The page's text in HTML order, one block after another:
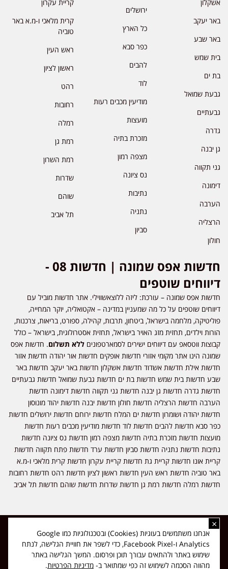
אשקלון
באר יעקב
באר שבע
בית שמש
בת ים
גבעת שמואל
גבעתיים
גדרה
גן יבנה
גני תקווה
דימונה
הערבה
הרצליה
חולון
ירושלים
כל הארץ
כפר סבא
להבים
לוד
מודיעין מכבים רעות
מועצות
מזכרת בתיה
מצפה רמון
נס ציונה
נתיבות
נתניה
סביון
קריית עקרון
קרית מלאכי ו-מ.א באר
טוביה
ראש העין
ראשון לציון
רהט
רחובות
רמלה
רמת גן
רמת השרון
שדרות
שוהם
תל אביב
חדשות אפס שמונה | חדשות 08 -
דיווחים שוטפים
חדשות אפס שמונה – עורכת: ליזה ללוצאשווילי. אתר חדשות מוביל עם
דיווחים שוטפים על כל מה שמעניין במדינה – אקטואליה, יוקר המחייה,
פוליטיקה, מלחמה בישראל, ביטחון, תרבות, קהילה, ספורט, בריאות, צרכנות,
הורות וילדים, תחזית מזג האויר בישראל, תחזית אסטרולוגית, בישראל – כולל
קבוצות ווטסאפ עם דיווחים ישירים לסמארטפונים ללא תשלום. חדשות אפס
שמונה הינו אתר מקומי אזורי חדשות אופקים חדשות אור יהודה חדשות אזור
חדשות אילת חדשות אשדוד חדשות אשקלון חדשות באר יעקב חדשות באר
שבע חדשות בית שמש חדשות בת ים חדשות גבעת שמואל חדשות גבעתיים
חדשות גדרה חדשות גן יבנה חדשות גני תקווה חדשות דימונה חדשות
הערבה חדשות הרצליה חדשות חולון חדשות יבנה חדשות יהוד מונוסון
חדשות יהודה ושומרון חדשות ים המלח חדשות ירוחם חדשות ירושלים חדשות
כפר סבא חדשות להבים חדשות לוד חדשות מודיעין מכבים רעות חדשות
מועצות חדשות מזכרת בתיה חדשות מצפה רמון חדשות נס ציונה חדשות
נתיבות חדשות נתניה חדשות סביון חדשות ערד חדשות פתח תקווה חדשות
קריית אונו חדשות קריית גת חדשות קריית עקרון חדשות קרית מלאכי ו-מ.א
באר טוביה חדשות ראש העין חדשות ראשון לציון חדשות רהט חדשות רחובות
חדשות רמלה חדשות רמת גן חדשות שדרות חדשות שוהם חדשות תל אביב
כל הזכויות שמורות ל-ליזה ללוצאשווילי - חדשות אפס שמונה - דיווחים בזמן
אמת, נוסד בשנת 2019 | טל' לפרסומים 054-9759222 מייל מערכת
news08.net@gmail.com
Made with ❤ byDIGITA
×
אנחנו משתמשים בעוגיות (Cookies) ובטכנולוגיות כמו Google
Analytics ו-Facebook Pixel, כדי לשפר את חוויית הגלישה, לנתח
שימוש באתר ולהתאים עבורך תוכן ופרסום. המשך הגלישה באתר
מהווה הסכמה לשימוש זה כפי שמתואר ב- מדיניות הפרטיות.